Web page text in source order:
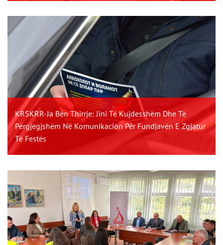
KRSKRR-Ja Bën Thirrje: Jini Të Kujdesshëm Dhe Të
Përgjegjshëm Në Komunikacion Për Fundjavën E Zgjatur
Të Festës